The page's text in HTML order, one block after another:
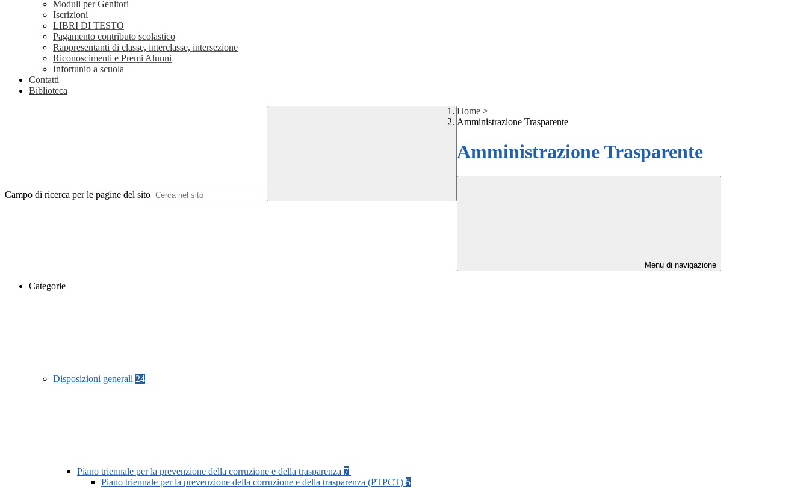
Moduli per Genitori
Iscrizioni
LIBRI DI TESTO
Pagamento contributo scolastico
Rappresentanti di classe, interclasse, intersezione
Riconoscimenti e Premi Alunni
Infortunio a scuola
Contatti
Biblioteca
Campo di ricerca per le pagine del sito
Home >
Amministrazione Trasparente
Amministrazione Trasparente
Menu di navigazione
Categorie
Disposizioni generali 24
Piano triennale per la prevenzione della corruzione e della trasparenza 7
Piano triennale per la prevenzione della corruzione e della trasparenza (PTPCT) 5